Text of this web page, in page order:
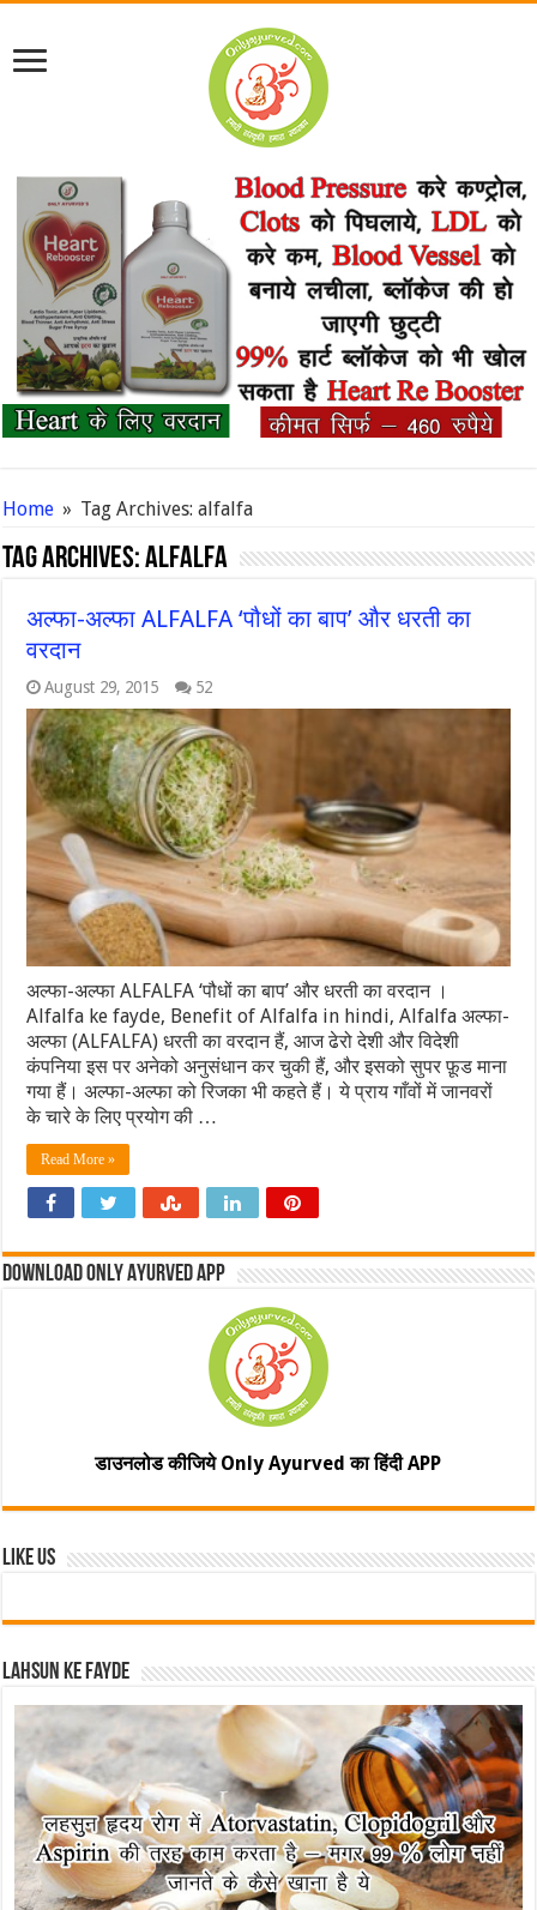
Home » Tag Archives: alfalfa
Tag Archives:alfalfa
अल्‍फा-अल्‍फा ALFALFA ‘पौधों का बाप’ और धरती का
वरदान
August 29, 2015 52
अल्‍फा-अल्‍फा ALFALFA ‘पौधों का बाप’ और धरती का वरदान ।
Alfalfa ke fayde, Benefit of Alfalfa in hindi, Alfalfa अल्‍फा-
अल्‍फा (ALFALFA) धरती का वरदान हैं, आज ढेरो देशी और विदेशी
कंपनिया इस पर अनेको अनुसंधान कर चुकी हैं, और इसको सुपर फ़ूड माना
गया हैं। अल्‍फा-अल्‍फा को रिजका भी कहते हैं। ये प्राय गाँवों में जानवरों
के चारे के लिए प्रयोग की …
Read More »
Download Only Ayurved App
डाउनलोड कीजिये Only Ayurved का हिंदी APP
Like Us
Lahsun ke fayde